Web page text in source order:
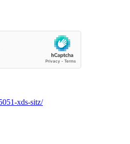
xds-sitz/